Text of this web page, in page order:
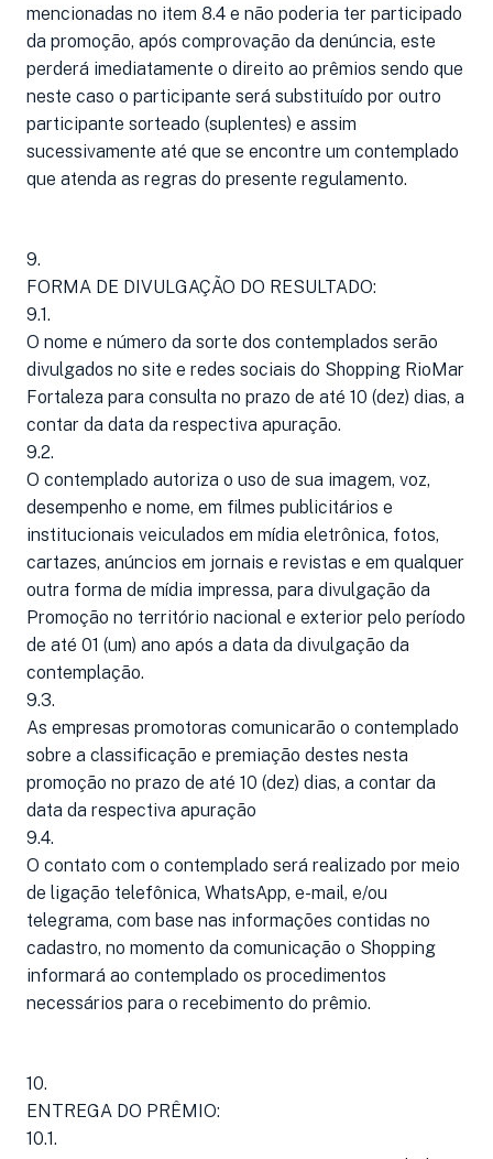
mencionadas no item 8.4 e não poderia ter participado
da promoção, após comprovação da denúncia, este
perderá imediatamente o direito ao prêmios sendo que
neste caso o participante será substituído por outro
participante sorteado (suplentes) e assim
sucessivamente até que se encontre um contemplado
que atenda as regras do presente regulamento.
9.
FORMA DE DIVULGAÇÃO DO RESULTADO:
9.1.
O nome e número da sorte dos contemplados serão
divulgados no site e redes sociais do Shopping RioMar
Fortaleza para consulta no prazo de até 10 (dez) dias, a
contar da data da respectiva apuração.
9.2.
O contemplado autoriza o uso de sua imagem, voz,
desempenho e nome, em filmes publicitários e
institucionais veiculados em mídia eletrônica, fotos,
cartazes, anúncios em jornais e revistas e em qualquer
outra forma de mídia impressa, para divulgação da
Promoção no território nacional e exterior pelo período
de até 01 (um) ano após a data da divulgação da
contemplação.
9.3.
As empresas promotoras comunicarão o contemplado
sobre a classificação e premiação destes nesta
promoção no prazo de até 10 (dez) dias, a contar da
data da respectiva apuração
9.4.
O contato com o contemplado será realizado por meio
de ligação telefônica, WhatsApp, e-mail, e/ou
telegrama, com base nas informações contidas no
cadastro, no momento da comunicação o Shopping
informará ao contemplado os procedimentos
necessários para o recebimento do prêmio.
10.
ENTREGA DO PRÊMIO:
10.1.